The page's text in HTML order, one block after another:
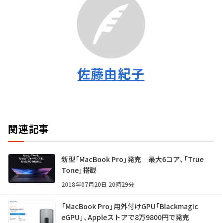
佐藤由紀子
関連記事
新型「MacBook Pro」発売 最大6コア、「True
Tone」搭載
2018年07月20日 20時29分
「MacBook Pro」用外付けGPU「Blackmagic
eGPU」、Appleストアで8万9800円で発売